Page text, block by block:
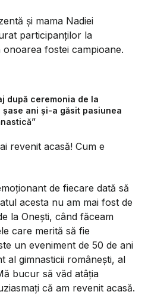
și mama Nadiei
participanților la
fostei campioane.
după ceremonia de la
șase ani și-a găsit pasiunea
revenit acasă! Cum e
de fiecare dată să
acesta nu am mai fost de
la Onești, când făceam
care merită să fie
un eveniment de 50 de ani
al gimnasticii românești, al
bucur să văd atâția
că am revenit acasă.